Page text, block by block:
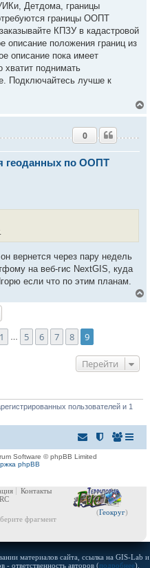
Детдома, границы
границы ООПТ
КПЗУ в кадастровой
описание положения границ из
описание пока имеет
хватит поднимать
Подключайтесь лучше к
геоданных по ООПТ
0
вернется через пару недель
на веб-гис NextGIS, куда
если что по этим планам.
е
л
9 из
Пред.
1 … 5 6 7 8 9
Перейти
пользователей и 1
Software © phpBB Limited
phpBB
(Геокруг)
Контакты
фрагмент
материалов сайта, ссылка на GIS-Lab и
- ответственность авторов (подробнее).